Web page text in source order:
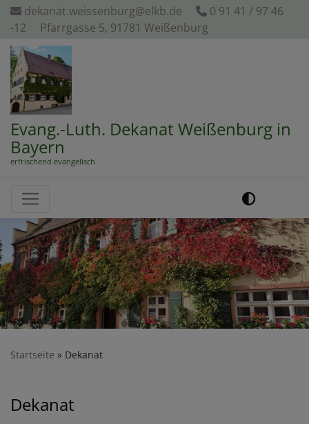
Direkt
zum
dekanat.weissenburg@elkb.de
0 91 41 / 97 46
-12
Pfarrgasse 5, 91781 Weißenburg
Evang.-Luth. Dekanat Weißenburg in
Bayern
erfrischend evangelisch
Hauptnavigation
Startseite Dekanat
Dekanat